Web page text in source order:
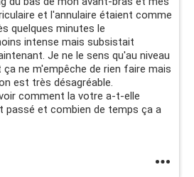
et l'annulaire étaient comme
quelques minutes le
intense mais subsistait
Je ne le sens qu'au niveau
ne m'empêche de rien faire mais
est très désagréable.
comment la votre a-t-elle
passé et combien de temps ça a